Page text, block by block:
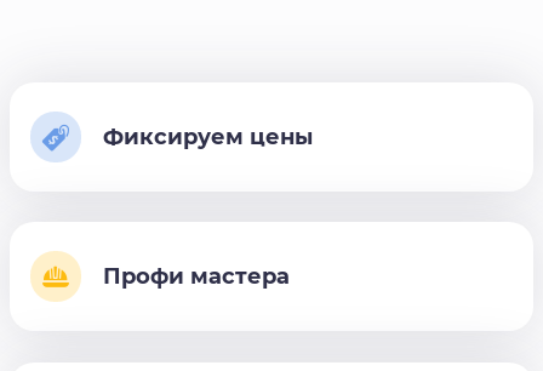
Фиксируем цены
Профи мастера